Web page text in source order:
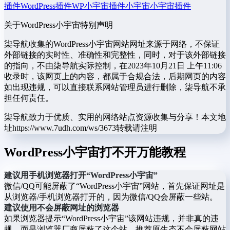
插件WordPress插件WP小宇宙插件小宇宙小宇宙插件
关于WordPress小宇宙特别声明
柒导航收集的WordPress小宇宙网站网址来源于网络，不保证
外部链接的实时性、准确性和完整性，同时，对于该外部链接
的指向，不由柒导航实际控制，在2023年10月21日 上午11:06
收录时，该网页上的内容，都属于合规合法，后期网页的内容
如出现违规，可以直接联系网站管理员进行删除，柒导航不承
担任何责任。
柒导航致力于优质、实用的网络站点资源收集与分享！ 本文地
址https://www.7udh.com/ws/3673转载请注明
WordPress小宇宙打不开万能教程
建议用手机浏览器打开“WordPress小宇宙”
微信/QQ可能屏蔽了“WordPress小宇宙”网站，首先保证网址是
从浏览器/手机浏览器打开的，因为微信/QQ会屏蔽一些站。
建议使用不会屏蔽网址的浏览器
如果浏览器提示“WordPress小宇宙”该网站违规，并非真的违